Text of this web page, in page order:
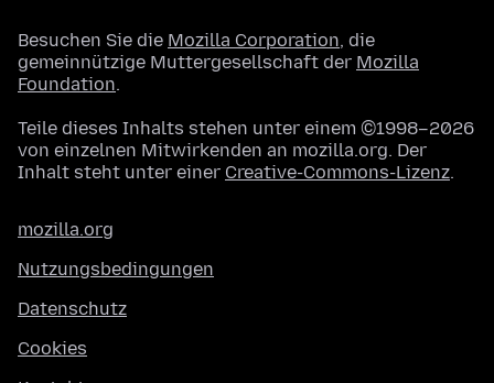
Besuchen Sie die Mozilla Corporation, die
gemeinnützige Muttergesellschaft der Mozilla
Foundation.
Teile dieses Inhalts stehen unter einem ©1998–2026
von einzelnen Mitwirkenden an mozilla.org. Der
Inhalt steht unter einer Creative-Commons-Lizenz.
mozilla.org
Nutzungsbedingungen
Datenschutz
Cookies